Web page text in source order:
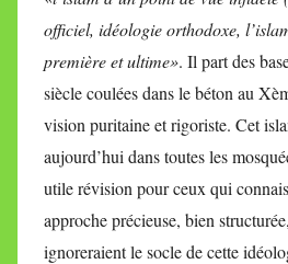
officiel, idéologie orthodoxe,
première et ultime». Il part des
siècle coulées dans le béton au
vision puritaine et rigoriste. Cet
aujourd’hui dans toutes les
utile révision pour ceux qui
approche précieuse, bien
ignoreraient le socle de cette